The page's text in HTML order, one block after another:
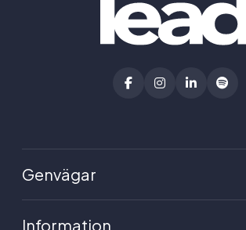
Genvägar
Information